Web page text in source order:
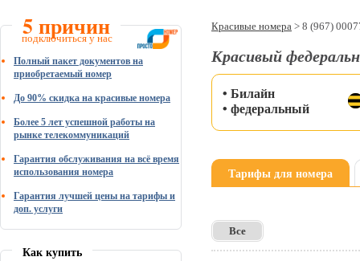
5 причин
подключиться у нас
Полный пакет документов на
приобретаемый номер
До 90% скидка на красивые номера
Более 5 лет успешной работы на
рынке телекоммуникаций
Гарантия обслуживания на всё время
использования номера
Гарантия лучшей цены на тарифы и
доп. услуги
Как купить
Красивые номера > 8 (967)
Красивый
• Билайн
• федеральный
Тарифы для номера
Все